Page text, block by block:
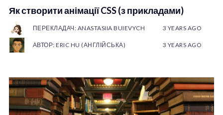
Як створити анімації CSS (з прикладами)
ПЕРЕКЛАДАЧ: ANASTASIIA BUIEVYCH 3 YEARS AGO
АВТОР: ERIC HU (АНГЛІЙСЬКА) 3 YEARS AGO